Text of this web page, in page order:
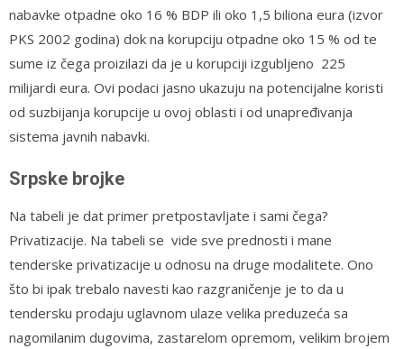
nabavke otpadne oko 16 % BDP ili oko 1,5 biliona eura (izvor
PKS 2002 godina) dok na korupciju otpadne oko 15 % od te
sume iz čega proizilazi da je u korupciji izgubljeno 225
milijardi eura. Ovi podaci jasno ukazuju na potencijalne koristi
od suzbijanja korupcije u ovoj oblasti i od unapređivanja
sistema javnih nabavki.
Srpske brojke
Na tabeli je dat primer pretpostavljate i sami čega?
Privatizacije. Na tabeli se vide sve prednosti i mane
tenderske privatizacije u odnosu na druge modalitete. Ono
što bi ipak trebalo navesti kao razgraničenje je to da u
tendersku prodaju uglavnom ulaze velika preduzeća sa
nagomilanim dugovima, zastarelom opremom, velikim brojem